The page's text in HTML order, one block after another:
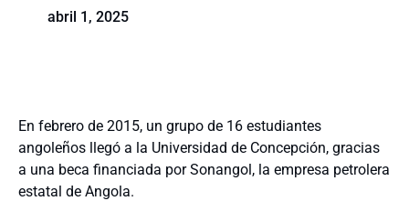
abril 1, 2025
En febrero de 2015, un grupo de 16 estudiantes
angoleños llegó a la Universidad de Concepción, gracias
a una beca financiada por Sonangol, la empresa petrolera
estatal de Angola.